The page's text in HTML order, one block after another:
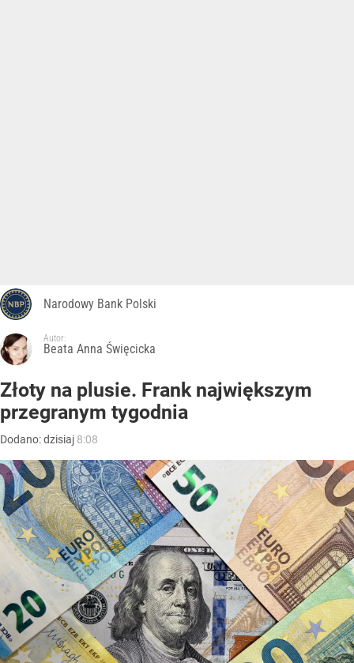
Narodowy Bank Polski
Autor:
Beata Anna Święcicka
Złoty na plusie. Frank największym
przegranym tygodnia
Dodano:dzisiaj 8:08